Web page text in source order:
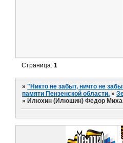
Страница:1
»"Никто не забыт, ничто не
памяти Пензенской области. »
» Илюхин (Илюшин) Федор